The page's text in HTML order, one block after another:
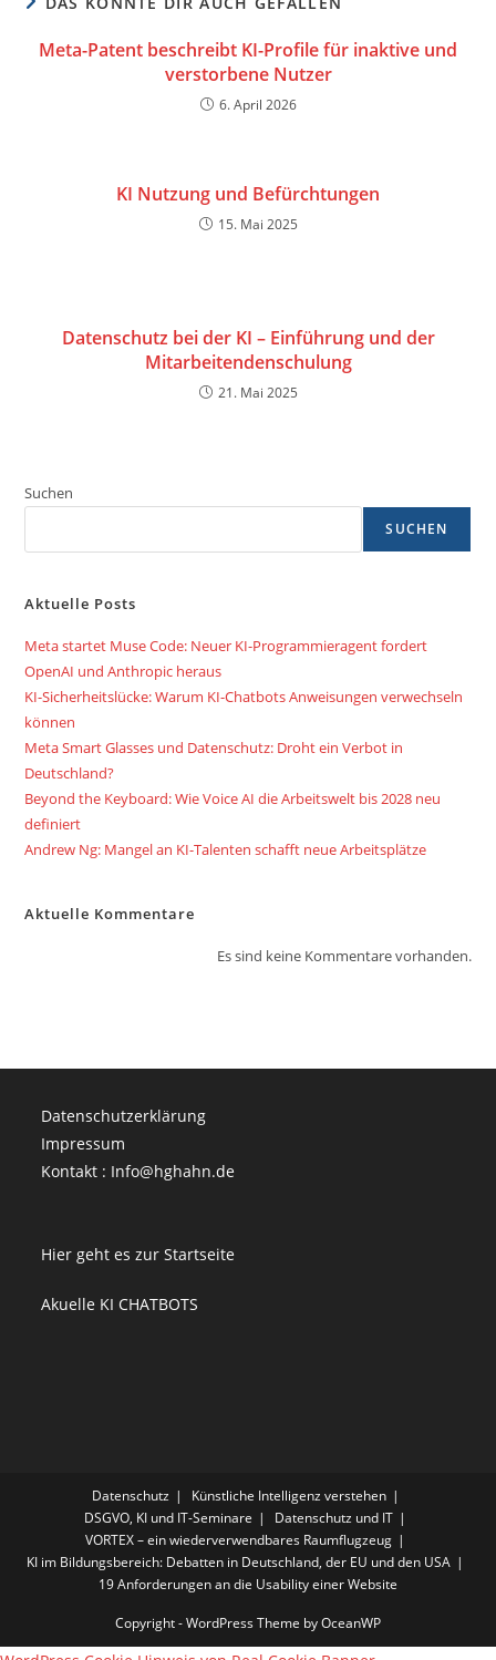
Meta-Patent beschreibt KI-Profile für inaktive und
verstorbene Nutzer
6. April 2026
KI Nutzung und Befürchtungen
15. Mai 2025
Datenschutz bei der KI – Einführung und der
Mitarbeitendenschulung
21. Mai 2025
Suchen
SUCHEN
Aktuelle Posts
Meta startet Muse Code: Neuer KI-Programmieragent fordert
OpenAI und Anthropic heraus
KI-Sicherheitslücke: Warum KI-Chatbots Anweisungen verwechseln
können
Meta Smart Glasses und Datenschutz: Droht ein Verbot in
Deutschland?
Beyond the Keyboard: Wie Voice AI die Arbeitswelt bis 2028 neu
definiert
Andrew Ng: Mangel an KI-Talenten schafft neue Arbeitsplätze
Aktuelle Kommentare
Es sind keine Kommentare vorhanden.
Datenschutzerklärung
Impressum
Kontakt : Info@hghahn.de
Hier geht es zur Startseite
Akuelle KI CHATBOTS
Datenschutz
Künstliche Intelligenz verstehen
DSGVO, KI und IT-Seminare
Datenschutz und IT
VORTEX – ein wiederverwendbares Raumflugzeug
KI im Bildungsbereich: Debatten in Deutschland, der EU und den USA
19 Anforderungen an die Usability einer Website
Copyright - WordPress Theme by OceanWP